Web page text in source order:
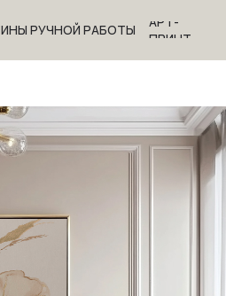
РУЧНОЙ РАБОТЫ
АРТ-
ПРИНТ